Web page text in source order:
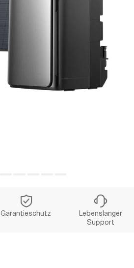
Garantieschutz
Lebenslanger
Support